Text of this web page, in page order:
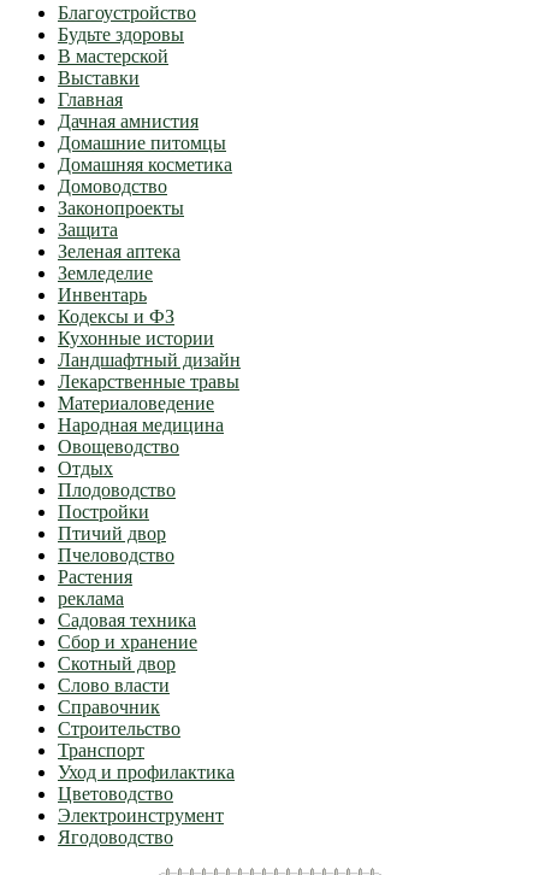
Благоустройство
Будьте здоровы
В мастерской
Выставки
Главная
Дачная амнистия
Домашние питомцы
Домашняя косметика
Домоводство
Законопроекты
Защита
Зеленая аптека
Земледелие
Инвентарь
Кодексы и ФЗ
Кухонные истории
Ландшафтный дизайн
Лекарственные травы
Материаловедение
Народная медицина
Овощеводство
Отдых
Плодоводство
Постройки
Птичий двор
Пчеловодство
Растения
реклама
Садовая техника
Сбор и хранение
Скотный двор
Слово власти
Справочник
Строительство
Транспорт
Уход и профилактика
Цветоводство
Электроинструмент
Ягодоводство